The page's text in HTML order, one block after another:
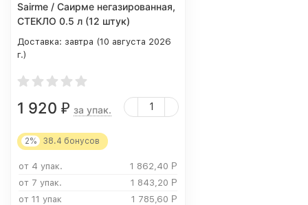
Sairme / Саирме негазированная,
СТЕКЛО 0.5 л (12 штук)
Доставка: завтра (10 августа 2026
г.)
1 920 ₽ за упак.
2% 38.4 бонусов
от 4 упак. 1 862,40 Р
от 7 упак.
1 843,20 Р
от 11 упак
1 785,60 Р